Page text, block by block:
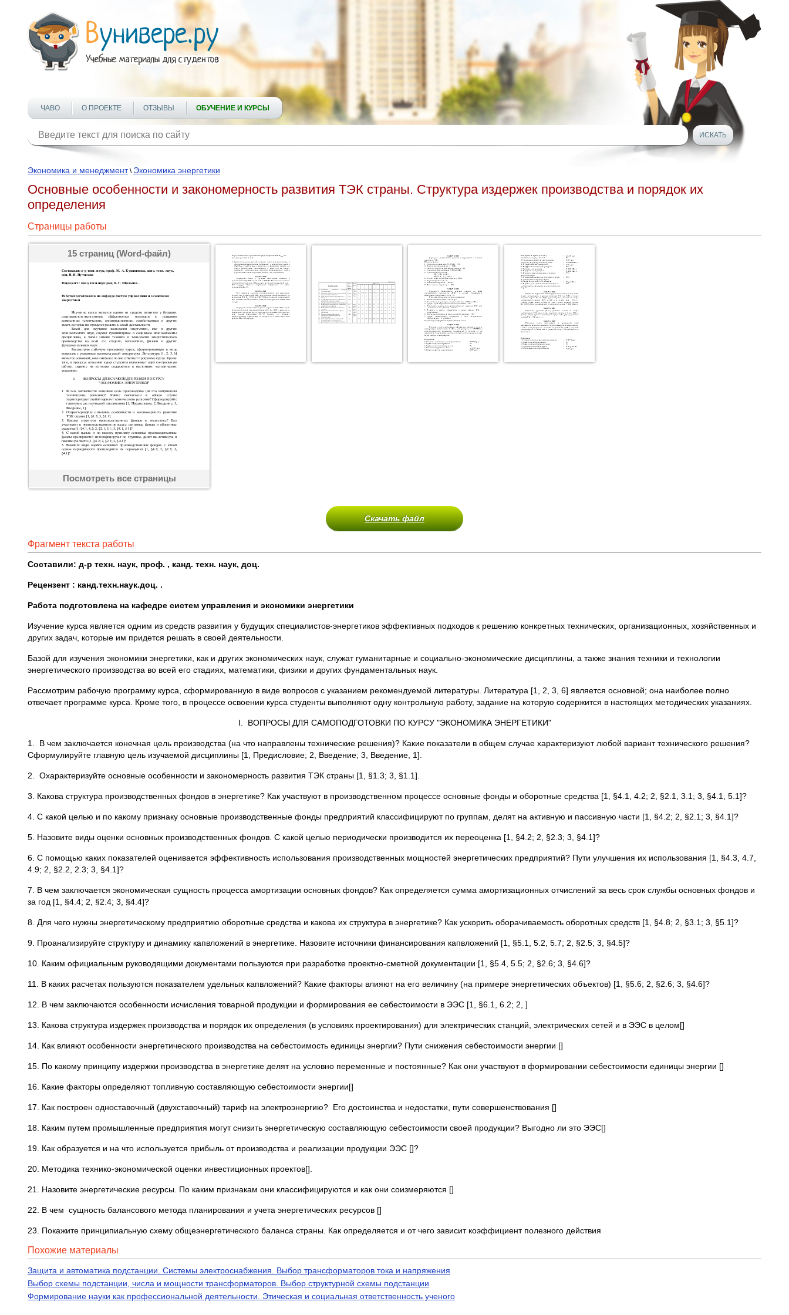
ЧАВО О ПРОЕКТЕ ОТЗЫВЫ ОБУЧЕНИЕ И КУРСЫ
Экономика и менеджмент\ Экономика энергетики
Основные особенности и закономерность развития ТЭК страны. Структура издержек производства и порядок их
определения
Страницы работы
15 страниц (Word-файл)
Посмотреть все страницы
Скачать файл
Фрагмент текста работы
Составили: д-р техн. наук, проф. , канд. техн. наук, доц.
Рецензент : канд.техн.наук.доц. .
Работа подготовлена на кафедре систем управления и экономики энергетики
Изучение курса является одним из средств развития у будущих специалистов-энергетиков эффективных подходов к решению конкретных технических, организационных, хозяйственных и
других задач, которые им придется решать в своей деятельности.
Базой для изучения экономики энергетики, как и других экономических наук, служат гуманитарные и социально-экономические дисциплины, а также знания техники и технологии
энергетического производства во всей его стадиях, математики, физики и других фундаментальных наук.
Рассмотрим рабочую программу курса, сформированную в виде вопросов с указанием рекомендуемой литературы. Литература [1, 2, 3, 6] является основной; она наиболее полно
отвечает программе курса. Кроме того, в процессе освоении курса студенты выполняют одну контрольную работу, задание на которую содержится в настоящих методических указаниях.
I. ВОПРОСЫ ДЛЯ САМОПОДГОТОВКИ ПО КУРСУ "ЭКОНОМИКА ЭНЕРГЕТИКИ"
1. В чем заключается конечная цель производства (на что направлены технические решения)? Какие показатели в общем случае характеризуют любой вариант технического решения?
Сформулируйте главную цель изучаемой дисциплины [1, Предисловие; 2, Введение; 3, Введение, 1].
2. Охарактеризуйте основные особенности и закономерность развития ТЭК страны [1, §1.3; 3, §1.1].
3. Какова структура производственных фондов в энергетике? Как участвуют в производственном процессе основные фонды и оборотные средства [1, §4.1, 4.2; 2, §2.1, 3.1; 3, §4.1, 5.1]?
4. С какой целью и по какому признаку основные производственные фонды предприятий классифицируют по группам, делят на активную и пассивную части [1, §4.2; 2, §2.1; 3, §4.1]?
5. Назовите виды оценки основных производственных фондов. С какой целью периодически производится их переоценка [1, §4.2; 2, §2.3; 3, §4.1]?
6. С помощью каких показателей оценивается эффективность использования производственных мощностей энергетических предприятий? Пути улучшения их использования [1, §4.3, 4.7,
4.9; 2, §2.2, 2.3; 3, §4.1]?
7. В чем заключается экономическая сущность процесса амортизации основных фондов? Как определяется сумма амортизационных отчислений за весь срок службы основных фондов и
за год [1, §4.4; 2, §2.4; 3, §4.4]?
8. Для чего нужны энергетическому предприятию оборотные средства и какова их структура в энергетике? Как ускорить оборачиваемость оборотных средств [1, §4.8; 2, §3.1; 3, §5.1]?
9. Проанализируйте структуру и динамику капвложений в энергетике. Назовите источники финансирования капвложений [1, §5.1, 5.2, 5.7; 2, §2.5; 3, §4.5]?
10. Каким официальным руководящими документами пользуются при разработке проектно-сметной документации [1, §5.4, 5.5; 2, §2.6; 3, §4.6]?
11. В каких расчетах пользуются показателем удельных капвложений? Какие факторы влияют на его величину (на примере энергетических объектов) [1, §5.6; 2, §2.6; 3, §4.6]?
12. В чем заключаются особенности исчисления товарной продукции и формирования ее себестоимости в ЭЭС [1, §6.1, 6.2; 2, ]
13. Какова структура издержек производства и порядок их определения (в условиях проектирования) для электрических станций, электрических сетей и в ЭЭС в целом[]
14. Как влияют особенности энергетического производства на себестоимость единицы энергии? Пути снижения себестоимости энергии []
15. По какому принципу издержки производства в энергетике делят на условно переменные и постоянные? Как они участвуют в формировании себестоимости единицы энергии []
16. Какие факторы определяют топливную составляющую себестоимости энергии[]
17. Как построен одноставочный (двухставочный) тариф на электроэнергию? Его достоинства и недостатки, пути совершенствования []
18. Каким путем промышленные предприятия могут снизить энергетическую составляющую себестоимости своей продукции? Выгодно ли это ЭЭС[]
19. Как образуется и на что используется прибыль от производства и реализации продукции ЭЭС []?
20. Методика технико-экономической оценки инвестиционных проектов[].
21. Назовите энергетические ресурсы. По каким признакам они классифицируются и как они соизмеряются []
22. В чем сущность балансового метода планирования и учета энергетических ресурсов []
23. Покажите принципиальную схему общеэнергетического баланса страны. Как определяется и от чего зависит коэффициент полезного действия
Похожие материалы
Защита и автоматика подстанции. Системы электроснабжения. Выбор трансформаторов тока и напряжения
Выбор схемы подстанции, числа и мощности трансформаторов. Выбор структурной схемы подстанции
Формирование науки как профессиональной деятельности. Этическая и социальная ответственность ученого